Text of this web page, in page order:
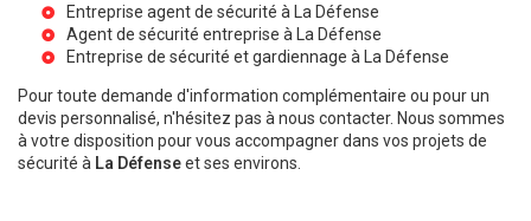
Entreprise agent de sécurité à La Défense
Agent de sécurité entreprise à La Défense
Entreprise de sécurité et gardiennage à La Défense
Pour toute demande d'information complémentaire ou pour un
devis personnalisé, n'hésitez pas à nous contacter. Nous sommes
à votre disposition pour vous accompagner dans vos projets de
sécurité à La Défenseet ses environs.